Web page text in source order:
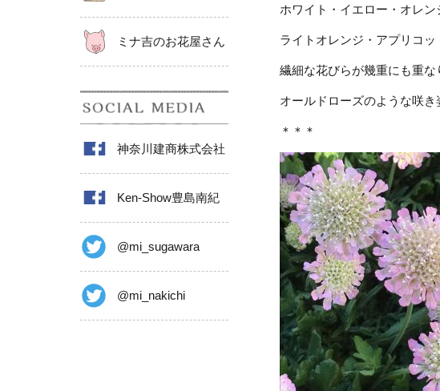
ミナ吉のお花屋さん
神奈川建商株式会社
Ken-Show豊島南紀
@mi_sugawara
@mi_nakichi
ホワイト・イエロー・オレン
ライトオレンジ・アプリコッ
繊細な花びらが幾重にも重な
オールドローズのような咲
＊＊＊